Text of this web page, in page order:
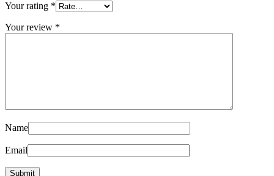
Your rating *
Your review *
Name
Email